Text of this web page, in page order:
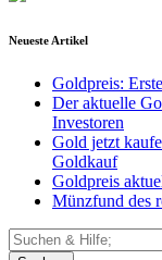
Neueste Artikel
Goldpreis:
Der aktuelle
Investoren
Gold jetzt
Goldkauf
Goldpreis
Münzfund des